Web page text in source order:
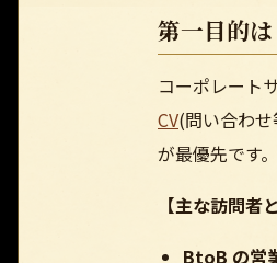
第一目的は
コーポレート
CV(問い合わせ
が最優先です。
【主な訪問者
BtoB の営